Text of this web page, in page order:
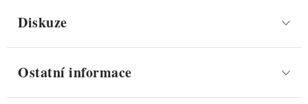
Diskuze
Ostatní informace